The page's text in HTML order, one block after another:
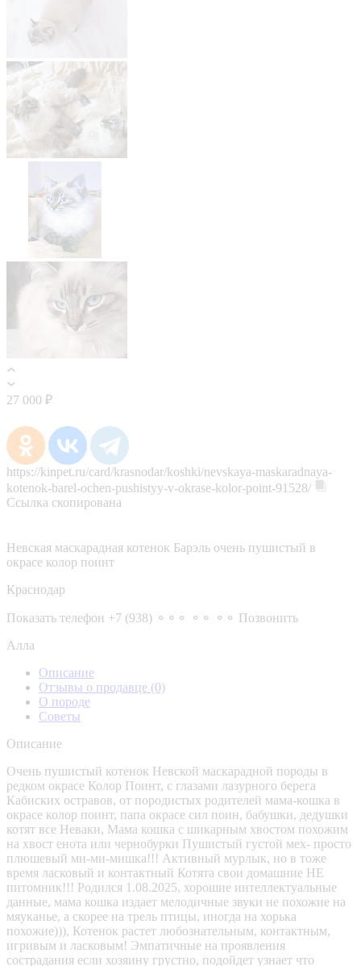
27 000 ₽
https://kinpet.ru/card/krasnodar/koshki/nevskaya-maskaradnaya-
kotenok-barel-ochen-pushistyy-v-okrase-kolor-point-91528/
Ссылка скопирована
Невская маскарадная котенок Барэль очень пушистый в
окрасе колор поинт
Краснодар
Показать телефон +7 (938) ⚬⚬⚬ ⚬⚬ ⚬⚬ Позвонить
Алла
Описание
Отзывы о продавце (0)
О породе
Советы
Описание
Очень пушистый котенок Невской маскарадной породы в
редком окрасе Колор Поинт, с глазами лазурного берега
Кабиских остравов, от породистых родителей мама-кошка в
окрасе колор поинт, папа окрасе сил поин, бабушки, дедушки
котят все Неваки, Мама кошка с шикарным хвостом похожим
на хвост енота или чернобурки Пушистый густой мех- просто
плюшевый ми-ми-мишка!!! Активный мурлык, но в тоже
время ласковый и контактный Котята свои домашние НЕ
питомник!!! Родился 1.08.2025, хорошие интеллектуальные
данные, мама кошка издает мелодичные звуки не похожие на
мяуканье, а скорее на трель птицы, иногда на хорька
похожие))), Котенок растет любознательным, контактным,
игривым и ласковым! Эмпатичные на проявления
сострадания если хозяину грустно, подойдет узнает что